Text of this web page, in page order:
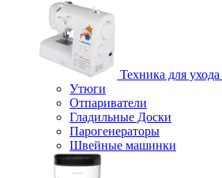
Техника для
Утюги
Отпариватели
Гладильные Доски
Парогенераторы
Швейные машинки